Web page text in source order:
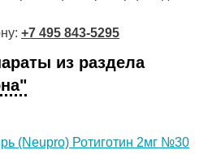
+7 495 843-5295
из раздела
(Neupro) Ротиготин 2мг №30